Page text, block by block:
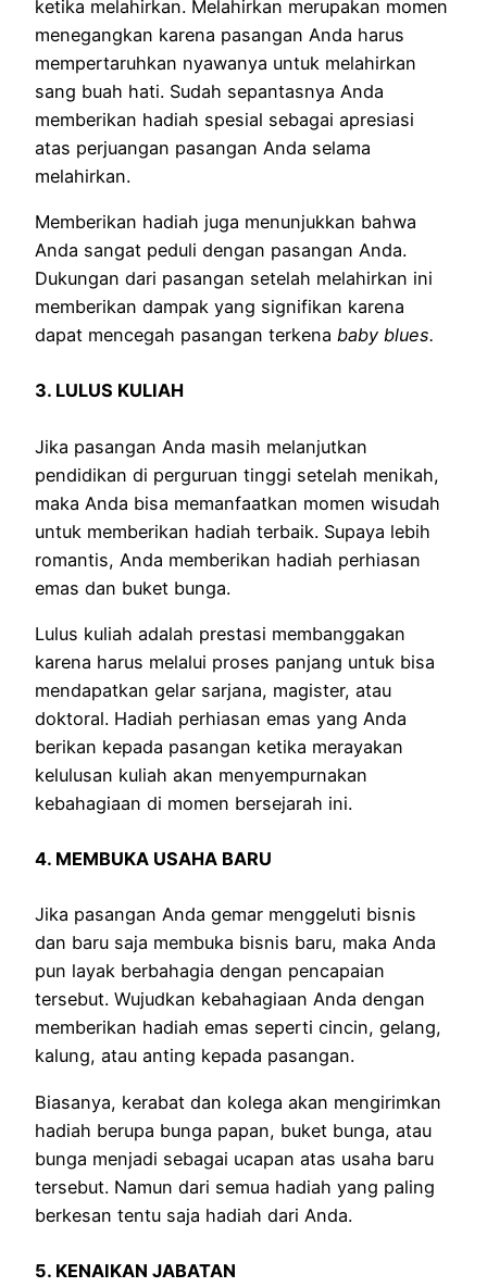
ketika melahirkan. Melahirkan merupakan momen
menegangkan karena pasangan Anda harus
mempertaruhkan nyawanya untuk melahirkan
sang buah hati. Sudah sepantasnya Anda
memberikan hadiah spesial sebagai apresiasi
atas perjuangan pasangan Anda selama
melahirkan.
Memberikan hadiah juga menunjukkan bahwa
Anda sangat peduli dengan pasangan Anda.
Dukungan dari pasangan setelah melahirkan ini
memberikan dampak yang signifikan karena
dapat mencegah pasangan terkena baby blues.
3. LULUS KULIAH
Jika pasangan Anda masih melanjutkan
pendidikan di perguruan tinggi setelah menikah,
maka Anda bisa memanfaatkan momen wisudah
untuk memberikan hadiah terbaik. Supaya lebih
romantis, Anda memberikan hadiah perhiasan
emas dan buket bunga.
Lulus kuliah adalah prestasi membanggakan
karena harus melalui proses panjang untuk bisa
mendapatkan gelar sarjana, magister, atau
doktoral. Hadiah perhiasan emas yang Anda
berikan kepada pasangan ketika merayakan
kelulusan kuliah akan menyempurnakan
kebahagiaan di momen bersejarah ini.
4. MEMBUKA USAHA BARU
Jika pasangan Anda gemar menggeluti bisnis
dan baru saja membuka bisnis baru, maka Anda
pun layak berbahagia dengan pencapaian
tersebut. Wujudkan kebahagiaan Anda dengan
memberikan hadiah emas seperti cincin, gelang,
kalung, atau anting kepada pasangan.
Biasanya, kerabat dan kolega akan mengirimkan
hadiah berupa bunga papan, buket bunga, atau
bunga menjadi sebagai ucapan atas usaha baru
tersebut. Namun dari semua hadiah yang paling
berkesan tentu saja hadiah dari Anda.
5. KENAIKAN JABATAN